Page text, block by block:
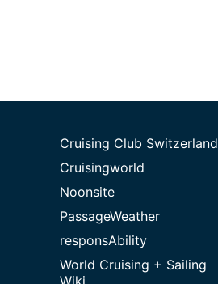
Cruising Club Switzerland
Cruisingworld
Noonsite
PassageWeather
responsAbility
World Cruising + Sailing
Wiki